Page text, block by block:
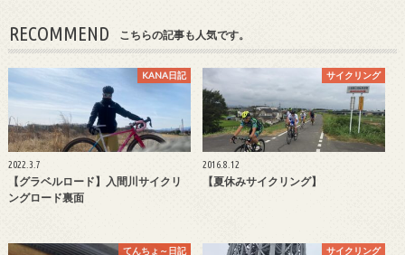
RECOMMEND こちらの記事も人気です。
KANA日記
2022.3.7
【グラベルロード】入間川サイクリ
ングロード裏面
サイクリング
2016.8.12
【夏休みサイクリング】
てんちょ～日記 サイクリング